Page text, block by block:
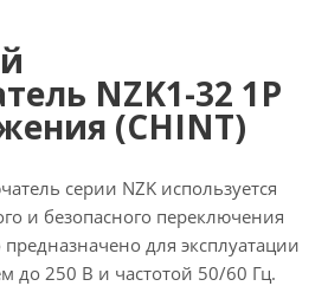
NZK1-32 1P
(CHINT)
серии NZK используется
и безопасного переключения
предназначено для эксплуатации
до 250 В и частотой 50/60 Гц.